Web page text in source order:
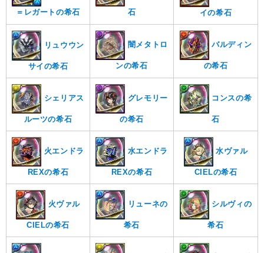
＝レガートの希石 石 イの希石
リュウウン
サイの希石
闇メタトロ
ンの希石
バルディン
の希石
シェリアス
ルーツの希石
グレモリー
の希石
コンスの希
石
火エンドラ
REXの希石
水エンドラ
REXの希石
水ヴァル
CIELの希石
火ヴァル
CIELの希石
リューネの
希石
シルヴィの
希石